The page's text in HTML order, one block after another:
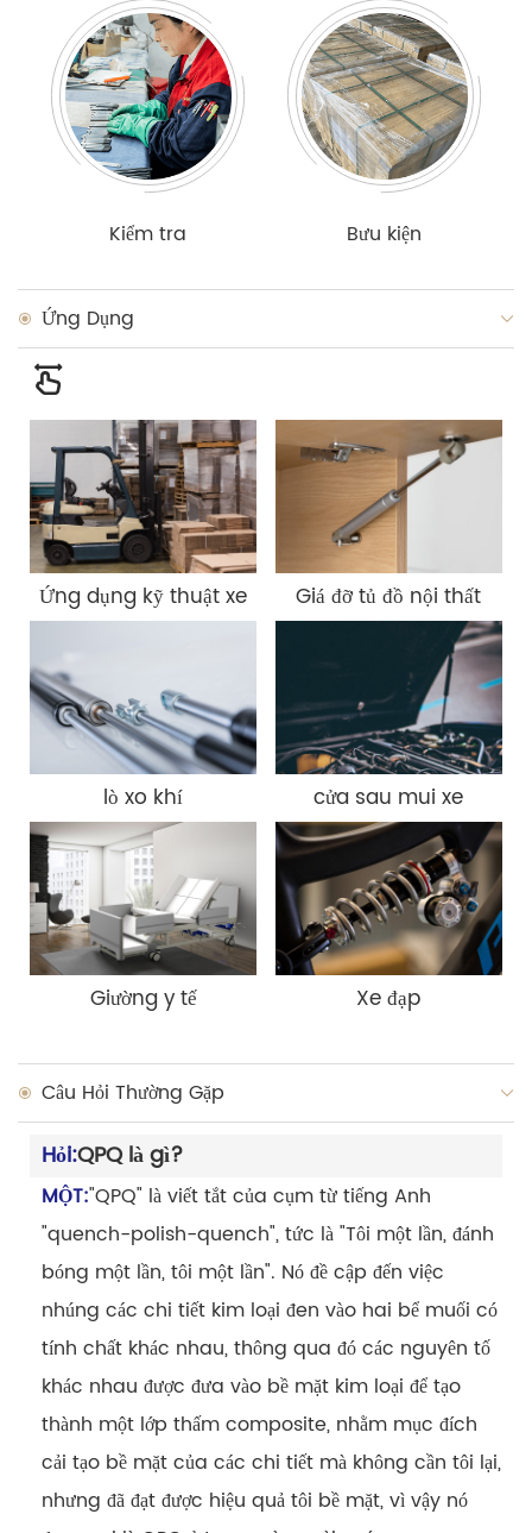
Kiểm tra Bưu kiện
Ứng Dụng
Ứng dụng kỹ thuật xe Giá đỡ tủ đồ nội thất
lò xo khí cửa sau mui xe
Giường y tế Xe đạp
Câu Hỏi Thường Gặp
Hỏi:QPQ là gì?
MỘT:"QPQ" là viết tắt của cụm từ tiếng Anh
"quench-polish-quench", tức là "Tôi một lần, đánh
bóng một lần, tôi một lần". Nó đề cập đến việc
nhúng các chi tiết kim loại đen vào hai bể muối có
tính chất khác nhau, thông qua đó các nguyên tố
khác nhau được đưa vào bề mặt kim loại để tạo
thành một lớp thấm composite, nhằm mục đích
cải tạo bề mặt của các chi tiết mà không cần tôi lại,
nhưng đã đạt được hiệu quả tôi bề mặt, vì vậy nó